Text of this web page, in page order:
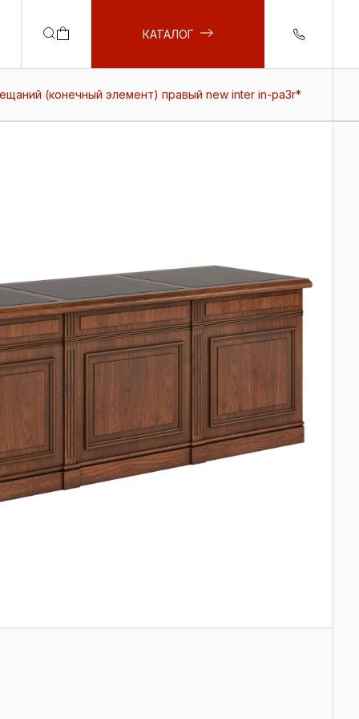
КАТАЛОГ
(конечный элемент) правый new inter in-pa3r*